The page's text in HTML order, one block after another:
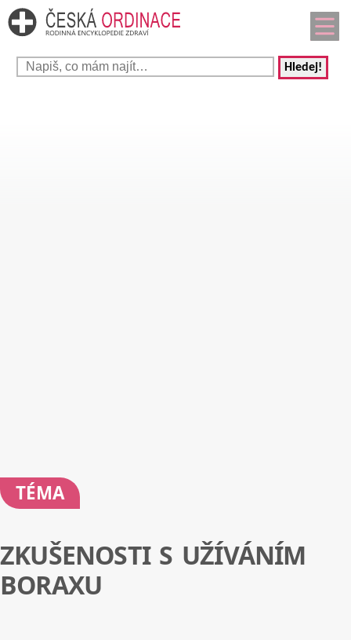
Hledej!
TÉMA
ZKUŠENOSTI S UŽÍVÁNÍM
BORAXU